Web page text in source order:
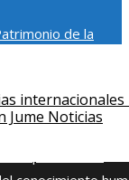
de la
de 1929 y su
internacionales
Jume Noticias